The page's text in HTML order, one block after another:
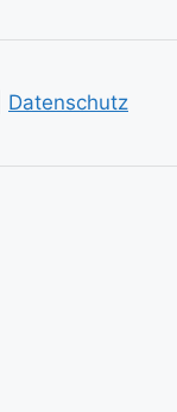
Datenschutz